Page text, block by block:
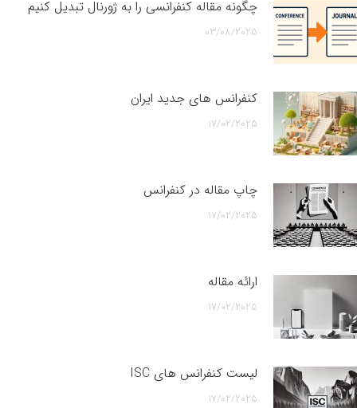
چگونه مقاله کنفرانسی را به ژورنال تبدیل کنیم
03/08/2025
کنفرانس های جدید ایران
17/02/2025
چاپ مقاله در کنفرانس
17/02/2025
ارائه مقاله
17/02/2025
لیست کنفرانس های ISC
17/02/2025